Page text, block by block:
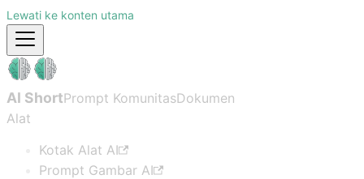
Lewati ke konten utama
AI ShortPrompt KomunitasDokumen
Alat
Kotak Alat AI
Prompt Gambar AI